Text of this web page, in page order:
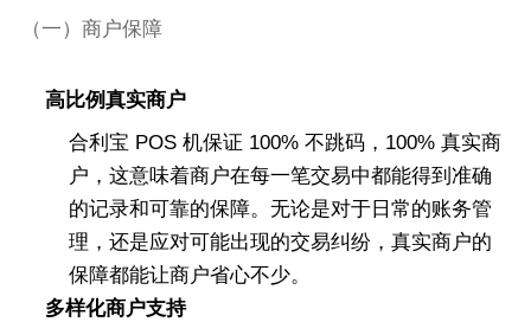
（一）商户保障
高比例真实商户
合利宝 POS 机保证 100% 不跳码，100% 真实商
户，这意味着商户在每一笔交易中都能得到准确
的记录和可靠的保障。无论是对于日常的账务管
理，还是应对可能出现的交易纠纷，真实商户的
保障都能让商户省心不少。
多样化商户支持